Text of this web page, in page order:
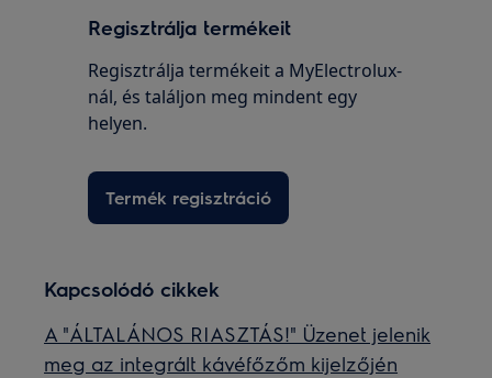
Regisztrálja termékeit
Regisztrálja termékeit a MyElectrolux-
nál, és találjon meg mindent egy
helyen.
Termék regisztráció
Kapcsolódó cikkek
A "ÁLTALÁNOS RIASZTÁS!" Üzenet jelenik
meg az integrált kávéfőzőm kijelzőjén